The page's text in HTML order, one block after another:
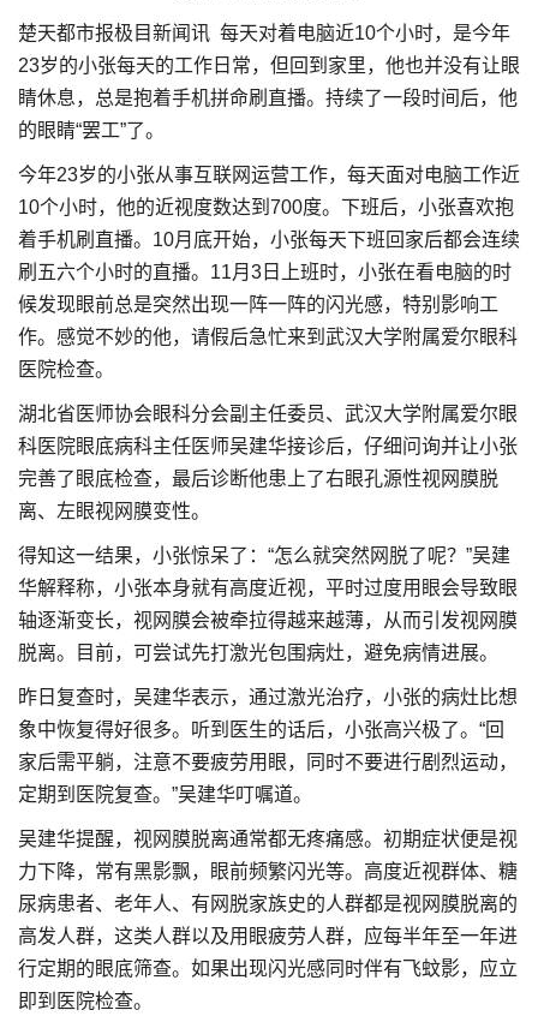
楚天都市报极目新闻讯 每天对着电脑近10个小时，是今年
23岁的小张每天的工作日常，但回到家里，他也并没有让眼
睛休息，总是抱着手机拼命刷直播。持续了一段时间后，他
的眼睛“罢工”了。
今年23岁的小张从事互联网运营工作，每天面对电脑工作近
10个小时，他的近视度数达到700度。下班后，小张喜欢抱
着手机刷直播。10月底开始，小张每天下班回家后都会连续
刷五六个小时的直播。11月3日上班时，小张在看电脑的时
候发现眼前总是突然出现一阵一阵的闪光感，特别影响工
作。感觉不妙的他，请假后急忙来到武汉大学附属爱尔眼科
医院检查。
湖北省医师协会眼科分会副主任委员、武汉大学附属爱尔眼
科医院眼底病科主任医师吴建华接诊后，仔细问询并让小张
完善了眼底检查，最后诊断他患上了右眼孔源性视网膜脱
离、左眼视网膜变性。
得知这一结果，小张惊呆了：“怎么就突然网脱了呢？”吴建
华解释称，小张本身就有高度近视，平时过度用眼会导致眼
轴逐渐变长，视网膜会被牵拉得越来越薄，从而引发视网膜
脱离。目前，可尝试先打激光包围病灶，避免病情进展。
昨日复查时，吴建华表示，通过激光治疗，小张的病灶比想
象中恢复得好很多。听到医生的话后，小张高兴极了。“回
家后需平躺，注意不要疲劳用眼，同时不要进行剧烈运动，
定期到医院复查。”吴建华叮嘱道。
吴建华提醒，视网膜脱离通常都无疼痛感。初期症状便是视
力下降，常有黑影飘，眼前频繁闪光等。高度近视群体、糖
尿病患者、老年人、有网脱家族史的人群都是视网膜脱离的
高发人群，这类人群以及用眼疲劳人群，应每半年至一年进
行定期的眼底筛查。如果出现闪光感同时伴有飞蚊影，应立
即到医院检查。